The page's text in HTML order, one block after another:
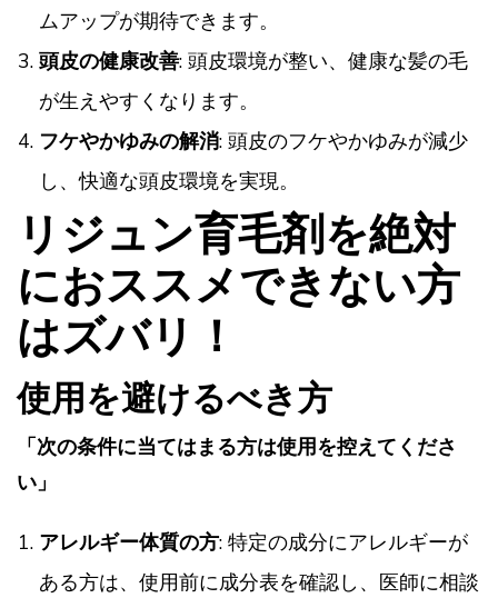
ムアップが期待できます。
頭皮の健康改善: 頭皮環境が整い、健康な髪の毛
が生えやすくなります。
フケやかゆみの解消: 頭皮のフケやかゆみが減少
し、快適な頭皮環境を実現。
リジュン育毛剤を絶対
におススメできない方
はズバリ！
使用を避けるべき方
「次の条件に当てはまる方は使用を控えてくださ
い」
アレルギー体質の方: 特定の成分にアレルギーが
ある方は、使用前に成分表を確認し、医師に相談